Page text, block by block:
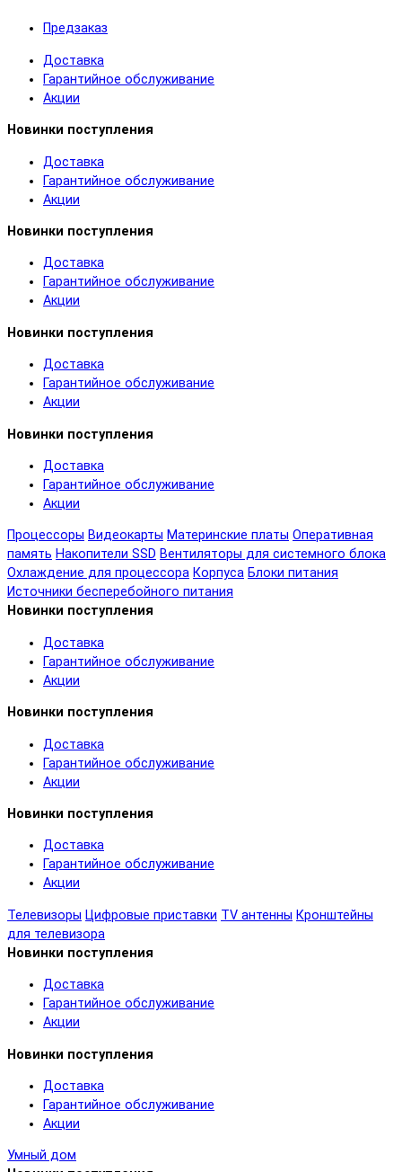
Предзаказ
Доставка
Гарантийное обслуживание
Акции
Новинки поступления
Доставка
Гарантийное обслуживание
Акции
Новинки поступления
Доставка
Гарантийное обслуживание
Акции
Новинки поступления
Доставка
Гарантийное обслуживание
Акции
Новинки поступления
Доставка
Гарантийное обслуживание
Акции
Процессоры Видеокарты Материнские платы Оперативная
память Накопители SSD Вентиляторы для системного блока
Охлаждение для процессора Корпуса Блоки питания
Источники бесперебойного питания
Новинки поступления
Доставка
Гарантийное обслуживание
Акции
Новинки поступления
Доставка
Гарантийное обслуживание
Акции
Новинки поступления
Доставка
Гарантийное обслуживание
Акции
Телевизоры Цифровые приставки TV антенны Кронштейны
для телевизора
Новинки поступления
Доставка
Гарантийное обслуживание
Акции
Новинки поступления
Доставка
Гарантийное обслуживание
Акции
Умный дом